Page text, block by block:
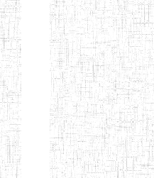
JIKEJEM
GTTC
NKAMBE
GTTC WUM
GTTC